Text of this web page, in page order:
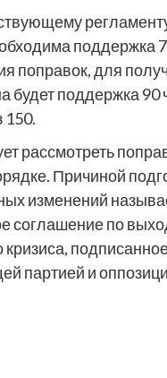
поддержка
поправок, для
будет поддержка 90
150.
рассмотреть
Причиной
изменений
соглашение по
кризиса,
партией и